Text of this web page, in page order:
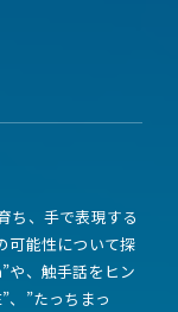
ち、手で表現する
可能性について探
や、触手話をヒン
、”たっちまっ